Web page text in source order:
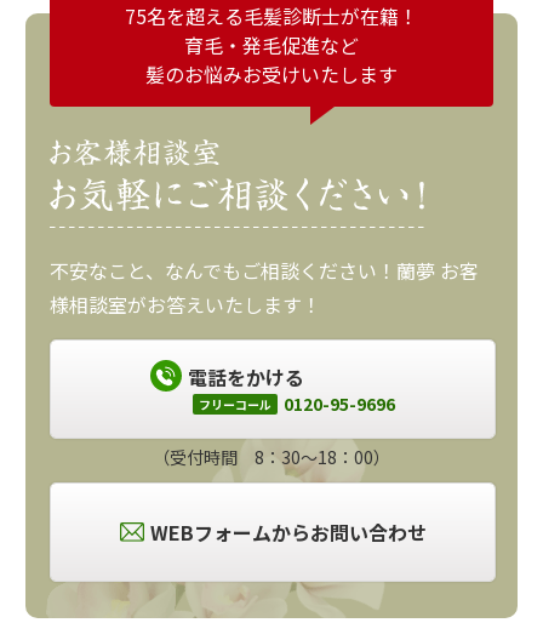
75名を超える毛髪診断士が在籍！
育毛・発毛促進など
髪のお悩みお受けいたします
不安なこと、なんでもご相談ください！蘭夢 お客
様相談室がお答えいたします！
電話をかける
フリーコール 0120-95-9696
（受付時間 8：30～18：00）
WEBフォームからお問い合わせ